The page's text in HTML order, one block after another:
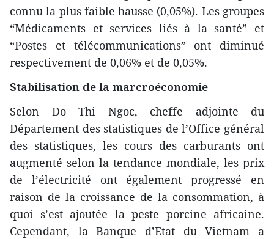
connu la plus faible hausse (0,05%). Les groupes
“Médicaments et services liés à la santé” et
“Postes et télécommunications” ont diminué
respectivement de 0,06% et de 0,05%.
Stabilisation de la marcroéconomie
Selon Do Thi Ngoc, cheffe adjointe du
Département des statistiques de l’Office général
des statistiques, les cours des carburants ont
augmenté selon la tendance mondiale, les prix
de l’électricité ont également progressé en
raison de la croissance de la consommation, à
quoi s’est ajoutée la peste porcine africaine.
Cependant, la Banque d’Etat du Vietnam a